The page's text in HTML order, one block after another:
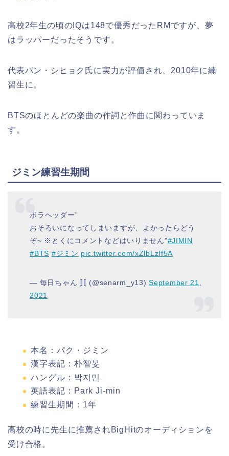
高校2年生の頃のIQは148で優秀だったRMですが、夢
はラッパーだったそうです。
代表パン・シヒョク氏に実力が評価され、2010年に練
習生に。
BTSのほとんどの楽曲の作詞と作曲に関わっていま
す。
ジミン練習生期間
ボラヘッダー”
おそろいになってしまいますが、よかったらどう
ぞ~ ※とくにコメントなどはいりません”#JIMIN
#BTS #ジミン pic.twitter.com/xZlbLzIf5A
— 毎日ちゃん ⟭⟬ (@senarm_y13)September 21,
2021
本名：パク・ジミン
漢字表記：朴智旻
ハングル：박지민
英語表記：Park Ji-min
練習生期間：1年
高校の時に先生に推薦されBigHitのオーディションを
受け合格。